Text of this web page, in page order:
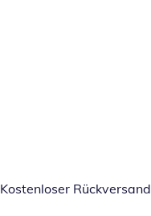
Kostenloser Rückversand